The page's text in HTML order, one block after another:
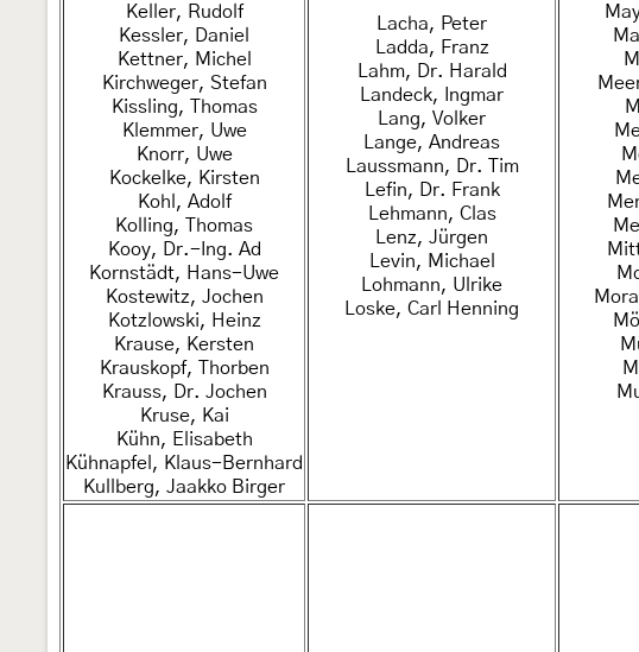
Keller, Rudolf
Kessler, Daniel
Kettner, Michel
Kirchweger, Stefan
Kissling, Thomas
Klemmer, Uwe
Knorr, Uwe
Kockelke, Kirsten
Kohl, Adolf
Kolling, Thomas
Kooy, Dr.-Ing. Ad
Kornstädt, Hans-Uwe
Kostewitz, Jochen
Kotzlowski, Heinz
Krause, Kersten
Krauskopf, Thorben
Krauss, Dr. Jochen
Kruse, Kai
Kühn, Elisabeth
Kühnapfel, Klaus-Bernhard
Kullberg, Jaakko Birger
Lacha, Peter
Ladda, Franz
Lahm, Dr. Harald
Landeck, Ingmar
Lang, Volker
Lange, Andreas
Laussmann, Dr. Tim
Lefin, Dr. Frank
Lehmann, Clas
Lenz, Jürgen
Levin, Michael
Lohmann, Ulrike
Loske, Carl Henning